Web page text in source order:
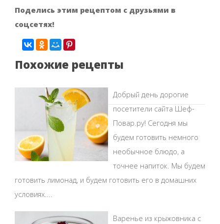
Поделись этим рецептом с друзьями в
соцсетях!
Похожие рецепты
Добрый день дорогие
посетители сайта Шеф-
Повар.ру! Сегодня мы
будем готовить немного
необычное блюдо, а
точнее напиток. Мы будем
готовить лимонад, и будем готовить его в домашних
условиях....
Варенье из крыжовника с